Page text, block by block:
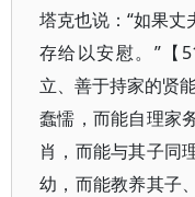
塔克也说：“如果
存给以安慰。”【
立、善于持家的贤
蠢懦，而能自理家
肖，而能与其子同
幼，而能教养其子